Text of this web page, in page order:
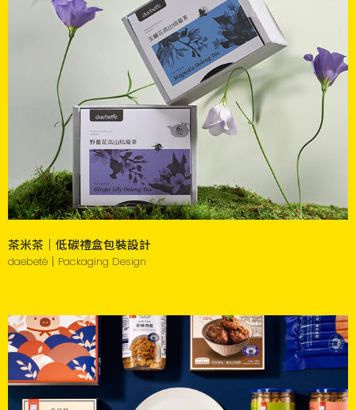
茶米茶｜低碳禮盒包裝設計
daebeté｜Packaging Design